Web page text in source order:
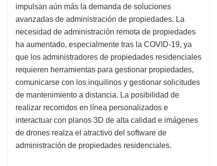
impulsan aún más la demanda de soluciones
avanzadas de administración de propiedades. La
necesidad de administración remota de propiedades
ha aumentado, especialmente tras la COVID-19, ya
que los administradores de propiedades residenciales
requieren herramientas para gestionar propiedades,
comunicarse con los inquilinos y gestionar solicitudes
de mantenimiento a distancia. La posibilidad de
realizar recorridos en línea personalizados e
interactuar con planos 3D de alta calidad e imágenes
de drones realza el atractivo del software de
administración de propiedades residenciales.